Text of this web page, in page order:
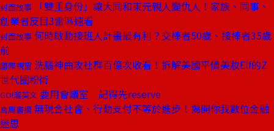
封面故事
「雙重身份」讓大同和東元親人變仇人！家族、同事、
創業者反目3雷區速看
封面故事 何時啟動接班人計畫最有利？交棒者50歲、接棒者35歲
前
國際視窗 洗腦神曲攻社群百億次收看！拆解美國平價美妝Elf的Z
世代圈粉術
GO!溜英文 要用會議室 記得先reserve
商周書摘 無現金社會、行動支付不等於進步！揭開你我數位金融
迷思